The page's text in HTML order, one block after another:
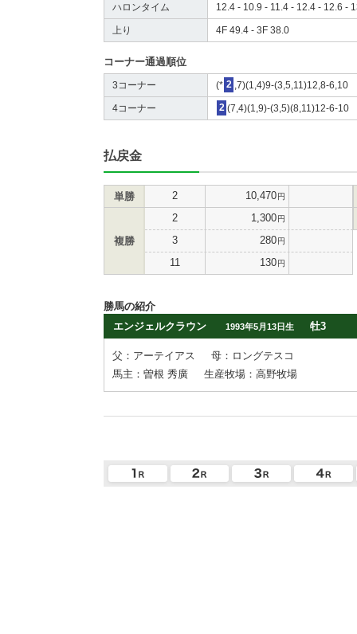
ハロンタイム 12.4 - 10.9 - 11.4 - 12.4 - 12.6 -
上り 4F 49.4 - 3F 38.0
コーナー通過順位
3コーナー (* 2 ,7)(1,4)9-(3,5,11)12,8-6,10
4コーナー 2 (7,4)(1,9)-(3,5)(8,11)12-6-10
払戻金
単勝 2 10,470円
複勝
2 1,300円
3 280円
11 130円
勝馬の紹介
エンジェルクラウン
1993年5月13日生 牡3
父：アーテイアス
母：ロングテスコ
馬主：曽根 秀廣
生産牧場：高野牧場